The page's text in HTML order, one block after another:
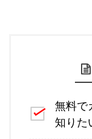
無料で
知りた